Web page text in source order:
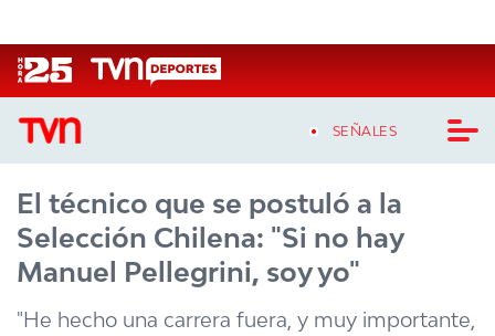
SEÑALES
CASTING MASTERCHEF CHILE
CASTING TVN VERTICAL
TVN VERTICAL
El técnico que se postuló a la
Selección Chilena: "Si no hay
Manuel Pellegrini, soy yo"
"He hecho una carrera fuera, y muy importante,